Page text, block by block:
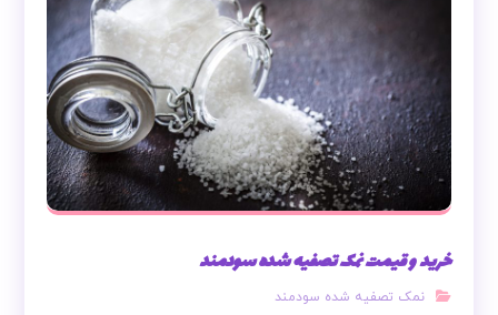
خرید و قیمت نمک تصفیه شده سودمند
نمک تصفیه شده سودمند